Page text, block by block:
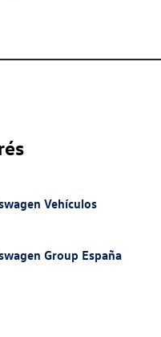
Vehículos
Group España